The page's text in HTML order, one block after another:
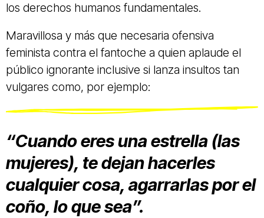
los derechos humanos fundamentales.
Maravillosa y más que necesaria ofensiva
feminista contra el fantoche a quien aplaude el
público ignorante inclusive si lanza insultos tan
vulgares como, por ejemplo:
“Cuando eres una estrella (las
mujeres), te dejan hacerles
cualquier cosa, agarrarlas por el
coño, lo que sea”.